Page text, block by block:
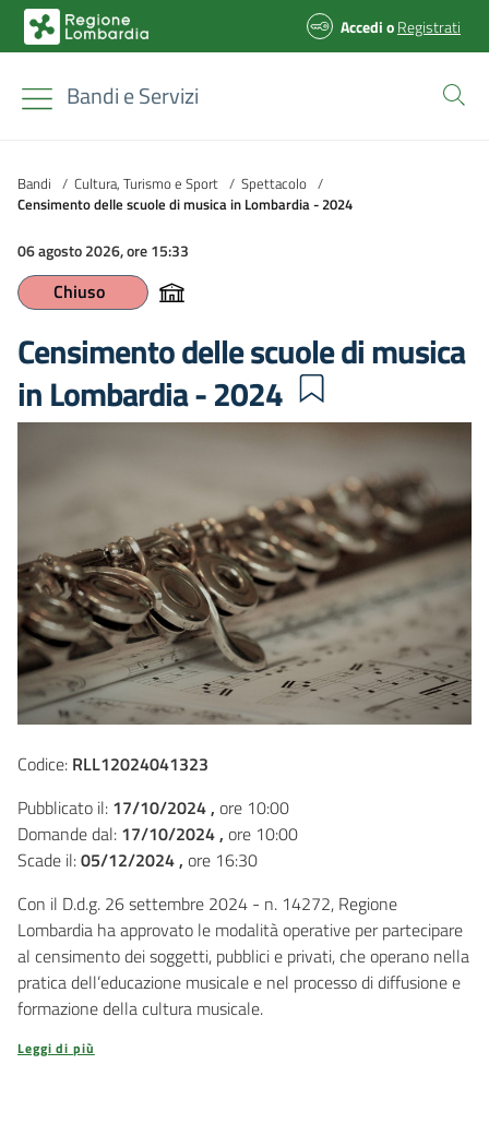
AccedioRegistrati
Bandi e Servizi
Bandi / Cultura, Turismo e Sport / Spettacolo /
Censimento delle scuole di musica in Lombardia - 2024
06 agosto 2026, ore 15:33
Chiuso
Censimento delle scuole di musica
in Lombardia - 2024
Codice: RLL12024041323
Pubblicato il: 17/10/2024 , ore 10:00
Domande dal: 17/10/2024 , ore 10:00
Scade il:05/12/2024 , ore 16:30
Con il D.d.g. 26 settembre 2024 - n. 14272, Regione
Lombardia ha approvato le modalità operative per partecipare
al censimento dei soggetti, pubblici e privati, che operano nella
pratica dell’educazione musicale e nel processo di diffusione e
formazione della cultura musicale.
Leggi di più